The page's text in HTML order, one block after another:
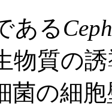
ある
物質の
菌の細